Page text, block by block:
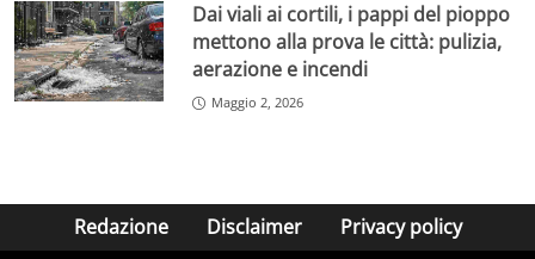
Dai viali ai cortili, i pappi del pioppo
mettono alla prova le città: pulizia,
aerazione e incendi
Maggio 2, 2026
Redazione Disclaimer Privacy policy